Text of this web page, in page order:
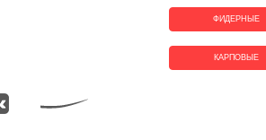
ФИДЕРНЫЕ
КАРПОВЫЕ